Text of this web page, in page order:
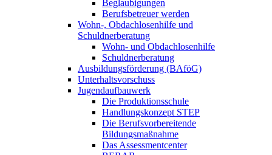
Beglaubigungen
Berufsbetreuer werden
Wohn-, Obdachlosenhilfe und
Schuldnerberatung
Wohn- und Obdachlosenhilfe
Schuldnerberatung
Ausbildungsförderung (BAföG)
Unterhaltsvorschuss
Jugendaufbauwerk
Die Produktionsschule
Handlungskonzept STEP
Die Berufsvorbereitende
Bildungsmaßnahme
Das Assessmentcenter